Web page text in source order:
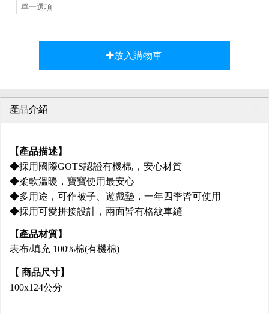
單一選項
放入購物車
產品介紹
【產品描述】
◆採用國際GOTS認證有機棉,，安心材質
◆柔軟溫暖，寶寶使用最安心
◆多用途，可作被子、遊戲墊，一年四季皆可使用
◆採用可愛拼接設計，兩面皆有格紋車縫
【產品材質】
表布/填充 100%棉(有機棉)
【 商品尺寸】
100x124公分